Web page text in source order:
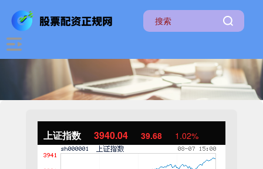
上证指数 3940.04 39.68 1.02%